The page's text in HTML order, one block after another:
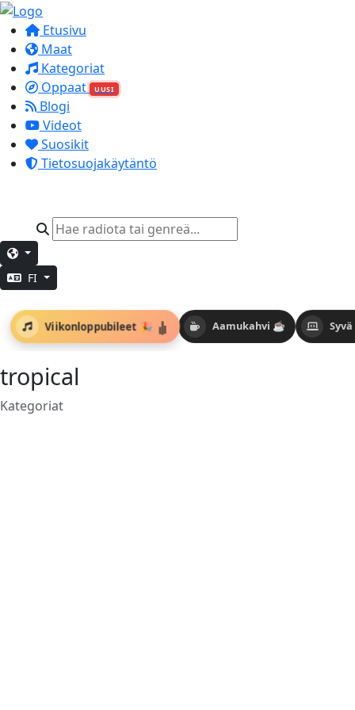
Etusivu
Maat
Kategoriat
Oppaat
UUSI
Blogi
Videot
Suosikit
Tietosuojakäytäntö
FI
Aamukahvi ☕
Viikonloppubileet 🎉
tropical
Kategoriat